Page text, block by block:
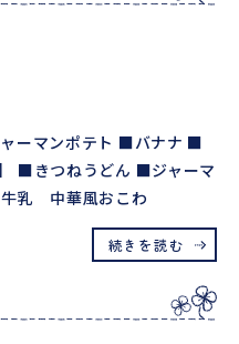
ーマンポテト ■バナナ ■
■きつねうどん ■ジャーマ
乳 中華風おこわ
続きを読む